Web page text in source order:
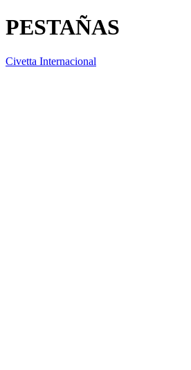
PESTAÑAS
Civetta Internacional